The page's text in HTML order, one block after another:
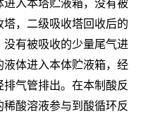
入本塔贮液箱，没有被
，二级吸收塔回收后的
有被吸收的少量尾气进
液体进入本体贮液箱，经
气管排出。在本制酸反
酸溶液参与到酸循环反